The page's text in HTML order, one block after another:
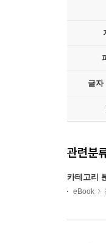
글자
관련분
카테고리
eBook